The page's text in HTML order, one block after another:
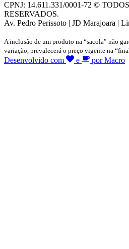
CPNJ: 14.611.331/0001-72 ©
RESERVADOS.
Av. Pedro Perissoto | JD Marajoara |
A inclusão de um produto na “sacola” não
variação, prevalecerá o preço vigente na
Desenvolvido com e por Macro